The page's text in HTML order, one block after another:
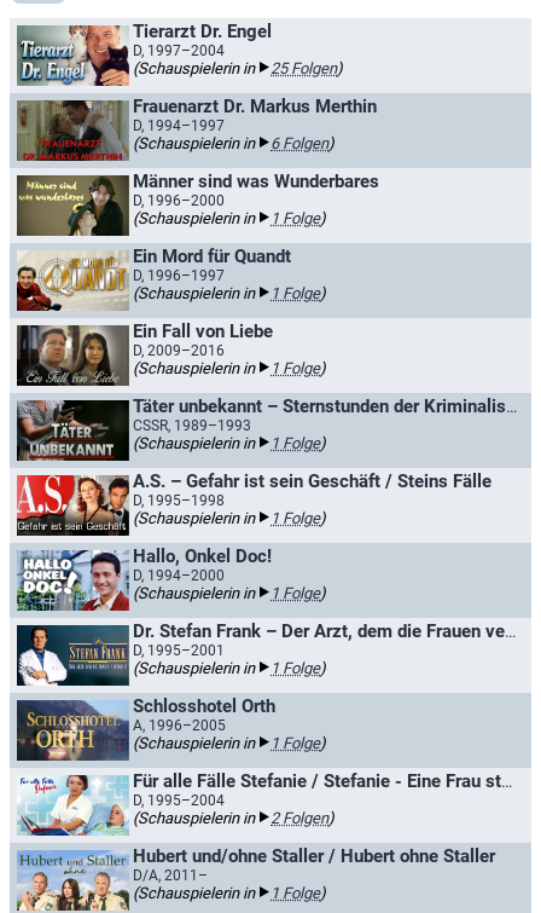
Tierarzt Dr. Engel
D, 1997–2004
(Schauspielerin in 25 Folgen)
Frauenarzt Dr. Markus Merthin
D, 1994–1997
(Schauspielerin in 6 Folgen)
Männer sind was Wunderbares
D, 1996–2000
(Schauspielerin in 1 Folge)
Ein Mord für Quandt
D, 1996–1997
(Schauspielerin in 1 Folge)
Ein Fall von Liebe
D, 2009–2016
(Schauspielerin in 1 Folge)
Täter unbekannt – Sternstunden der Kriminalistik
CSSR, 1989–1993
(Schauspielerin in 1 Folge)
A.S. – Gefahr ist sein Geschäft / Steins Fälle
D, 1995–1998
(Schauspielerin in 1 Folge)
Hallo, Onkel Doc!
D, 1994–2000
(Schauspielerin in 1 Folge)
Dr. Stefan Frank – Der Arzt, dem die Frauen vertrauen
D, 1995–2001
(Schauspielerin in 1 Folge)
Schlosshotel Orth
A, 1996–2005
(Schauspielerin in 1 Folge)
Für alle Fälle Stefanie / Stefanie - Eine Frau startet durch
D, 1995–2004
(Schauspielerin in 2 Folgen)
Hubert und/ohne Staller / Hubert ohne Staller
D/A, 2011–
(Schauspielerin in 1 Folge)